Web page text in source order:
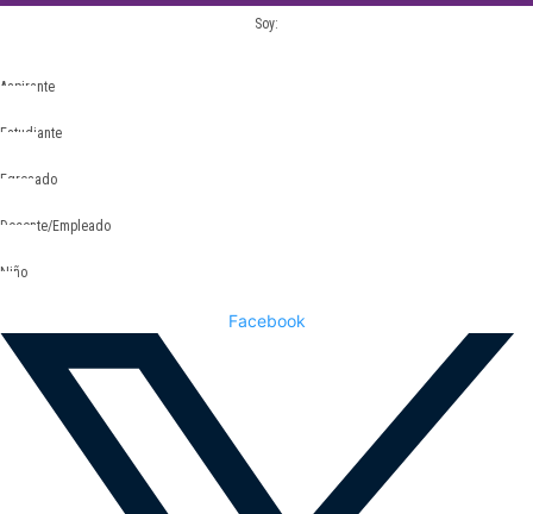
Soy:
Aspirante
Estudiante
Egresado
Docente/Empleado
Niño
Facebook